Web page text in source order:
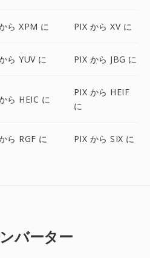
ら XPM に PIX から XV に
ら YUV に PIX から JBG に
ら HEIC に
PIX から HEIF
に
ら RGF に PIX から SIX に
バーター